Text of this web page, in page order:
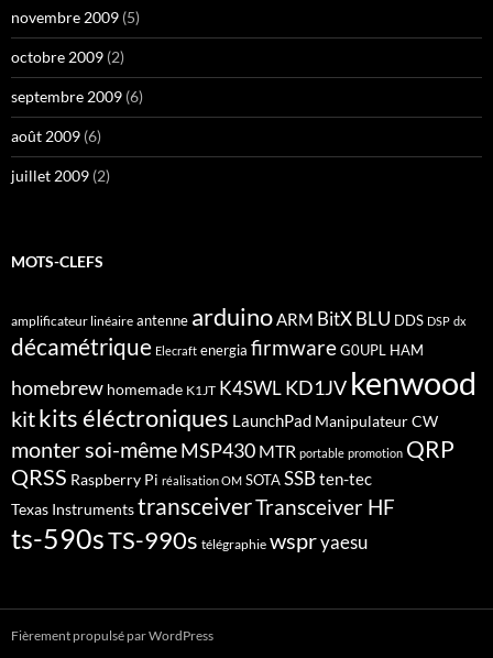
novembre 2009 (5)
octobre 2009 (2)
septembre 2009 (6)
août 2009 (6)
juillet 2009 (2)
MOTS-CLEFS
amplificateur linéaire antenne arduinoARM BitX BLU DDS DSP dx
décamétrique Elecraft energia firmwareG0UPL HAM
homebrew homemade K1JT K4SWL KD1JV kenwood
kitkits éléctroniques LaunchPad Manipulateur CW
monter soi-mêmeMSP430 MTR portable promotion QRP
QRSS Raspberry Pi réalisation OM SOTASSB ten-tec
Texas InstrumentstransceiverTransceiver HF
ts-590sTS-990s télégraphie wspryaesu
Fièrement propulsé par WordPress